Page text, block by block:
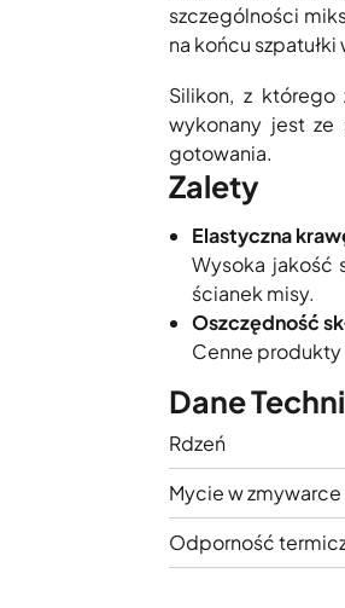
szczególności
na końcu
Silikon, z którego
wykonany jest ze
gotowania.
Zalety
Elastyczna
Wysoka jakość
ścianek misy.
Oszczędność
Cenne produkty
Dane
Rdzeń
Mycie w zmywarce
Odporność